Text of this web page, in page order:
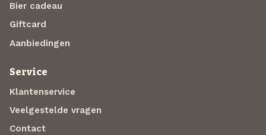
Bier cadeau
Giftcard
Aanbiedingen
Service
Klantenservice
Veelgestelde vragen
Contact